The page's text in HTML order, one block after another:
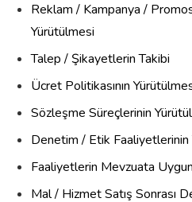
Reklam / Kampanya /
Yürütülmesi
Talep / Şikayetlerin Takibi
Ücret Politikasının
Sözleşme Süreçlerinin
Denetim / Etik Faaliyetlerinin
Faaliyetlerin Mevzuata
Mal / Hizmet Satış Sonrası